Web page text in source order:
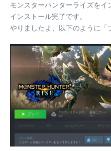
モンスターハンターライズをイ
インストール完了です。
やりましたよ、以下のように「